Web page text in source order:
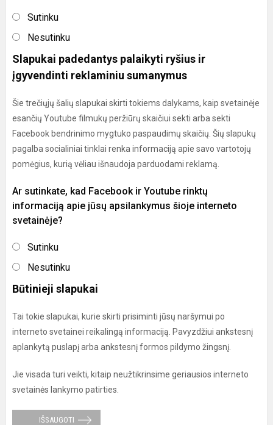
Sutinku
Nesutinku
Slapukai padedantys palaikyti ryšius ir
įgyvendinti reklaminiu sumanymus
Šie trečiųjų šalių slapukai skirti tokiems dalykams, kaip svetainėje
esančių Youtube filmukų peržiūrų skaičiui sekti arba sekti
Facebook bendrinimo mygtuko paspaudimų skaičių. Šių slapukų
pagalba socialiniai tinklai renka informaciją apie savo vartotojų
pomėgius, kurią vėliau išnaudoja parduodami reklamą.
Ar sutinkate, kad Facebook ir Youtube rinktų
informaciją apie jūsų apsilankymus šioje interneto
svetainėje?
Sutinku
Nesutinku
Būtinieji slapukai
Tai tokie slapukai, kurie skirti prisiminti jūsų naršymui po
interneto svetainei reikalingą informaciją. Pavyzdžiui ankstesnį
aplankytą puslapį arba ankstesnį formos pildymo žingsnį.
Jie visada turi veikti, kitaip neužtikrinsime geriausios interneto
svetainės lankymo patirties.
IŠSAUGOTI